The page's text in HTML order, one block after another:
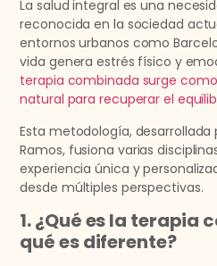
La salud integral es una
reconocida en la sociedad
entornos urbanos como
vida genera estrés físico y
terapia combinada surge
natural para recuperar el
Esta metodología,
Ramos, fusiona varias
experiencia única y
desde múltiples perspectivas.
1. ¿Qué es la terapia
qué es diferente?